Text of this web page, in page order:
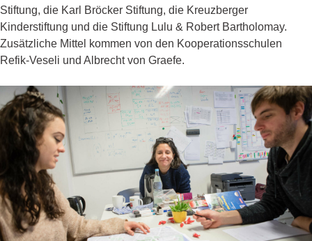
Stiftung, die Karl Bröcker Stiftung, die Kreuzberger
Kinderstiftung und die Stiftung Lulu & Robert Bartholomay.
Zusätzliche Mittel kommen von den Kooperationsschulen
Refik-Veseli und Albrecht von Graefe.